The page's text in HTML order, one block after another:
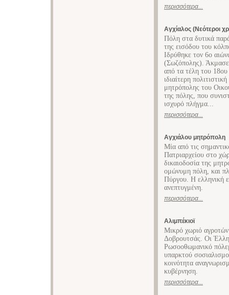
περισσότερα...
Αγχίαλος (Νεότεροι
Πόλη στα δυτικά
της εισόδου του
Ιδρύθηκε τον 6ο
(Σωζόπολης). Άκμασε
από τα τέλη του 18ου
ιδιαίτερη
μητρόπολης του
της πόλης, που
ισχυρό πλήγμα...
περισσότερα...
Αγχιάλου μητρόπολη
Μία από τις
Πατριαρχείου στο
δικαιοδοσία της
ομώνυμη πόλη, και
Πύργου. Η ελληνική
ανεπτυγμένη.
περισσότερα...
Αλιμπέκιοϊ
Μικρό χωριό
Δοβρουτσάς. Οι
Ρωσοοθωμανικό
υπαρκτού
κοινότητα
κυβέρνηση.
περισσότερα...